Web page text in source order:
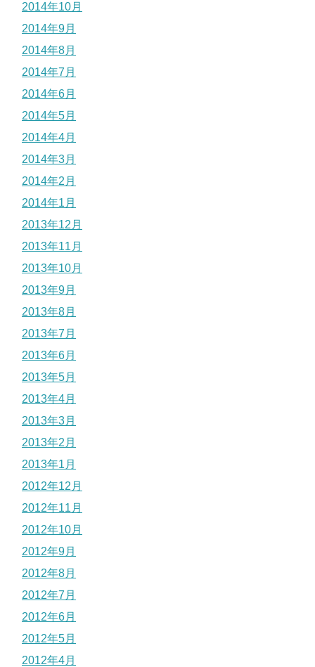
2014年10月
2014年9月
2014年8月
2014年7月
2014年6月
2014年5月
2014年4月
2014年3月
2014年2月
2014年1月
2013年12月
2013年11月
2013年10月
2013年9月
2013年8月
2013年7月
2013年6月
2013年5月
2013年4月
2013年3月
2013年2月
2013年1月
2012年12月
2012年11月
2012年10月
2012年9月
2012年8月
2012年7月
2012年6月
2012年5月
2012年4月